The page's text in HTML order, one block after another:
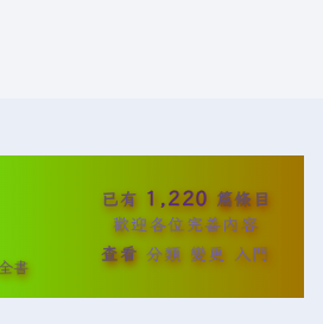
書
已有 1,220 篇條目
歡迎各位完善內容
查看 分類 變更 入門